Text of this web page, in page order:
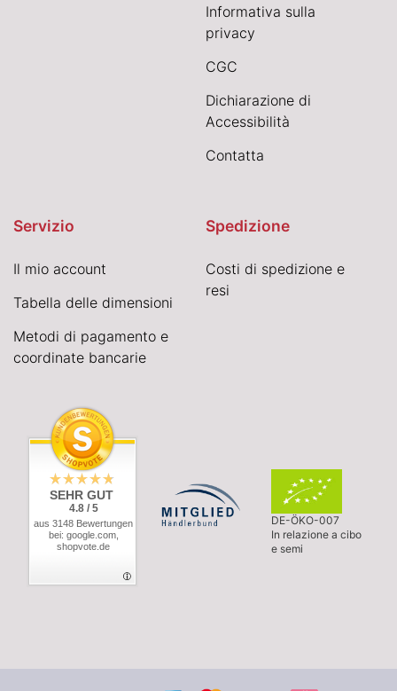
Informativa sulla
privacy
CGC
Dichiarazione di
Accessibilità
Contatta
Servizio
Il mio account
Tabella delle dimensioni
Metodi di pagamento e
coordinate bancarie
Spedizione
Costi di spedizione e
resi
SEHR GUT
4.8 / 5
aus 3148 Bewertungen
bei: google.com,
shopvote.de
DE-ÖKO-007
In relazione a cibo
e semi